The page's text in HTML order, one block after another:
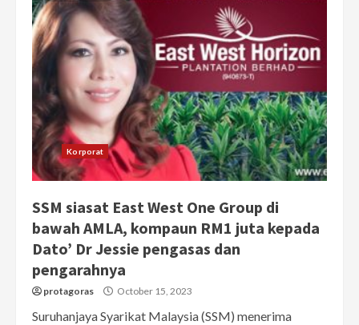
Korporat
SSM siasat East West One Group di
bawah AMLA, kompaun RM1 juta kepada
Dato’ Dr Jessie pengasas dan
pengarahnya
protagoras October 15, 2023
Suruhanjaya Syarikat Malaysia (SSM) menerima